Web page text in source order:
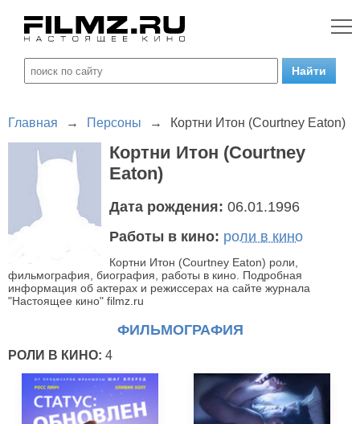
Главная → Персоны → Кортни Итон (Courtney Eaton)
Кортни Итон (Courtney
Eaton)
Дата рождения: 06.01.1996
Работы в кино: роли в кино
Кортни Итон (Courtney Eaton) роли,
фильмография, биография, работы в кино. Подробная
информация об актерах и режиссерах на сайте журнала
"Настоящее кино" filmz.ru
ФИЛЬМОГРАФИЯ
РОЛИ В КИНО: 4